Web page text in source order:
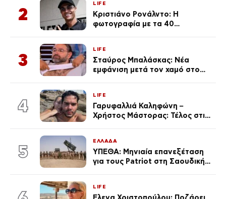
2
LIFE
Κριστιάνο Ρονάλντο: Η
φωτογραφία με τα 40
εκ. likes
3
LIFE
Σταύρος Μπαλάσκας: Νέα
εμφάνιση μετά τον χαμό στο
4
LIFE
Γαρυφαλλιά Καληφώνη –
Χρήστος Μάστορας: Τέλος στις
5
ΕΛΛΑΔΑ
ΥΠΕΘΑ: Μηνιαία επανεξέταση
για τους Patriot στη Σαουδική
LIFE